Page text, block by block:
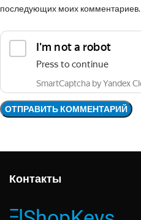
последующих моих комментариев.
Контакты